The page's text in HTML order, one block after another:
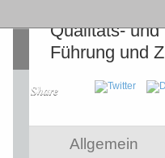
Qualitäts-
Führung und
Share
Allgemein